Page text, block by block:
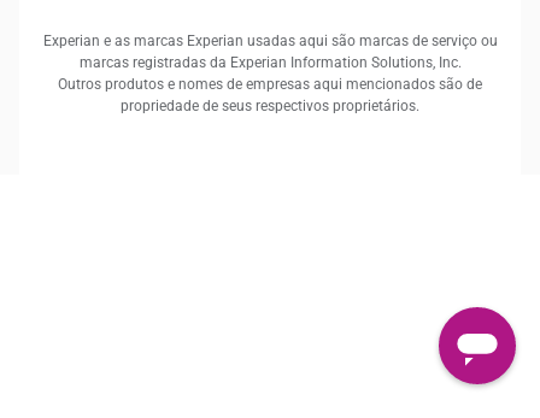
Experian e as marcas Experian usadas aqui são marcas de serviço ou
marcas registradas da Experian Information Solutions, Inc.
Outros produtos e nomes de empresas aqui mencionados são de
propriedade de seus respectivos proprietários.